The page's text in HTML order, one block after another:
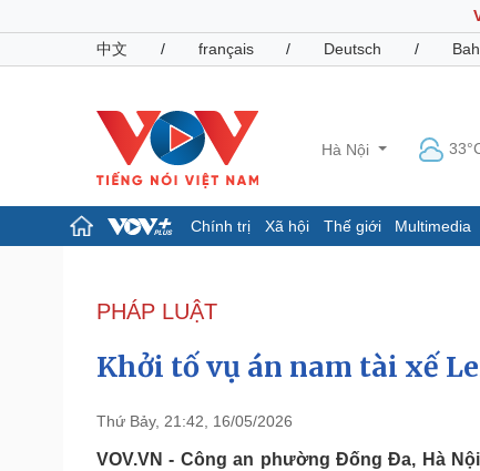
中文
/ français / Deutsch /
Hà Nội
Chính trị Xã hội Thế giới Multimedia
Đảng
Tổ chức nhân sự
Quốc hội
Nhận diện sự thật
Dấu ấn VOV
Pháp luật
Quân sự - Quốc
PHÁP LUẬT
Khởi tố vụ án nam tài xế
Thứ Bảy, 21:42, 16/05/2026
VOV.VN - Công an phường Đống Đa, Hà